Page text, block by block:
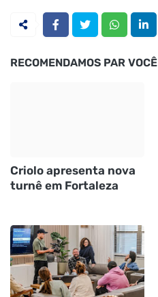
RECOMENDAMOS PAR VOCÊ
Criolo apresenta nova
turnê em Fortaleza